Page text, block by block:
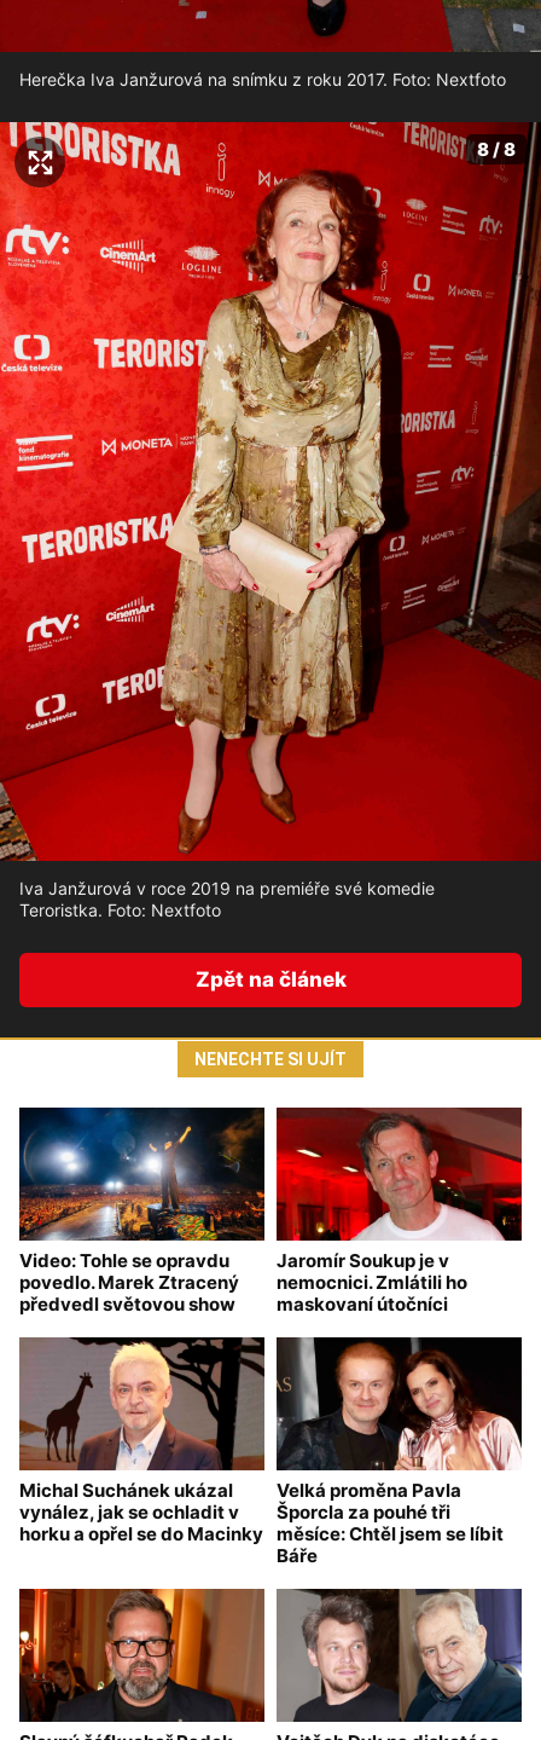
Herečka Iva Janžurová na snímku z roku 2017. Foto: Nextfoto
8 / 8
Iva Janžurová v roce 2019 na premiéře své komedie
Teroristka. Foto: Nextfoto
Zpět na článek
NENECHTE SI UJÍT
Video: Tohle se opravdu
povedlo. Marek Ztracený
předvedl světovou show
Jaromír Soukup je v
nemocnici. Zmlátili ho
maskovaní útočníci
Michal Suchánek ukázal
vynález, jak se ochladit v
horku a opřel se do Macinky
Velká proměna Pavla
Šporcla za pouhé tři
měsíce: Chtěl jsem se líbit
Báře